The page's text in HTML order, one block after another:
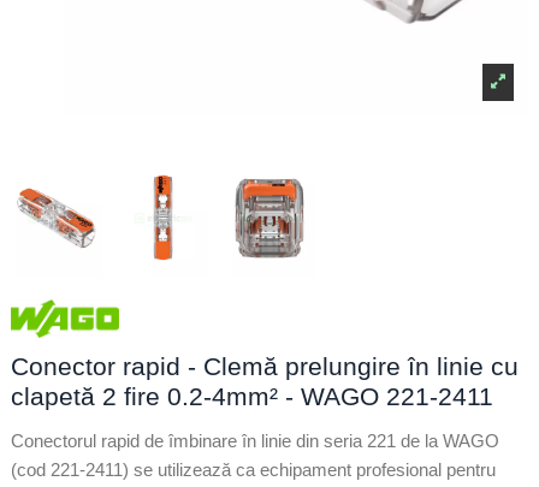
Conector rapid - Clemă prelungire în linie cu
clapetă 2 fire 0.2-4mm² - WAGO 221-2411
Conectorul rapid de îmbinare în linie din seria 221 de la WAGO
(cod 221-2411) se utilizează ca echipament profesional pentru